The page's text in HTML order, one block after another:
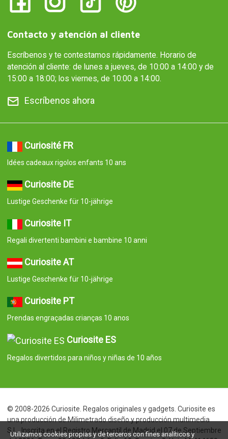
Contacto y atención al cliente
Escríbenos y te contestamos rápidamente. Horario de
atención al cliente: de lunes a jueves, de 10:00 a 14:00 y de
15:00 a 18:00; los viernes, de 10:00 a 14:00.
Escríbenos ahora
Curiosité FR
Idées cadeaux rigolos enfants 10 ans
Curiosite DE
Lustige Geschenke für 10-jährige
Curiosite IT
Regali divertenti bambini e bambine 10 anni
Curiosite AT
Lustige Geschenke für 10-jährige
Curiosite PT
Prendas engraçadas crianças 10 anos
Curiosite ES
Regalos divertidos para niños y niñas de 10 años
© 2008-2026 Curiosite. Regalos originales y gadgets. Curiosite es
una producción de Milimetrado diseño y producción multimedia
S.L.. Inscrita en el Registro Mercantil de Madrid el 07 de Septiembre
Utilizamos cookies propias y de terceros con fines analíticos y